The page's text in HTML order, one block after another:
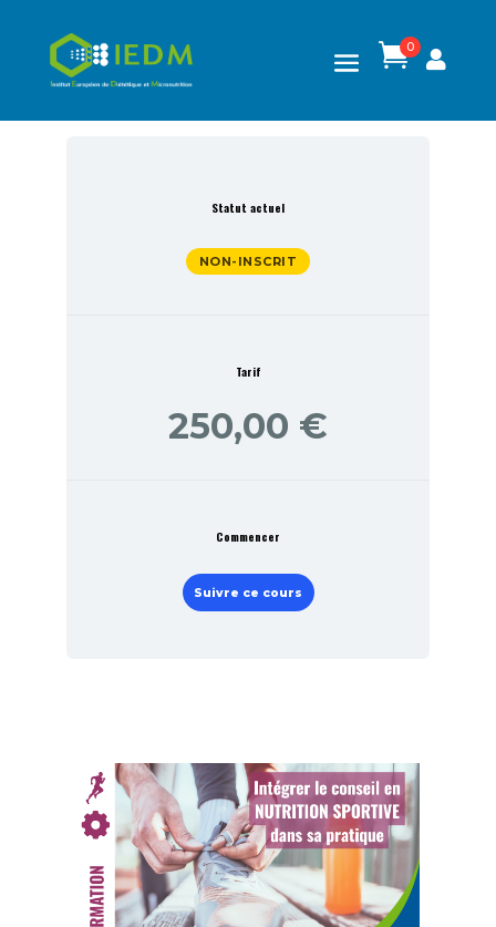
0

Statut actuel
NON-INSCRIT
Tarif
250,00 €
Commencer
Suivre ce cours